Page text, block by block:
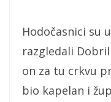
Hodočasnici su
razgledali
on za tu crkvu
bio kapelan i